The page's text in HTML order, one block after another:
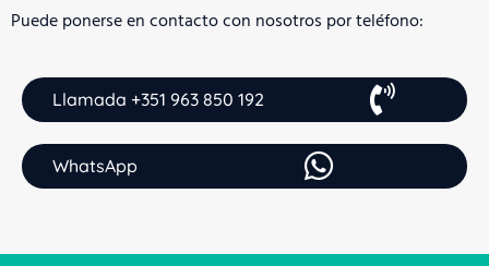
Puede ponerse en contacto con nosotros por teléfono:
Llamada +351 963 850 192
WhatsApp